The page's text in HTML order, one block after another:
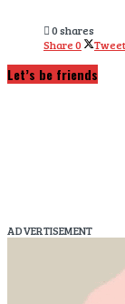
0 shares
Share0 Tweet
Let’s be friends
ADVERTISEMENT